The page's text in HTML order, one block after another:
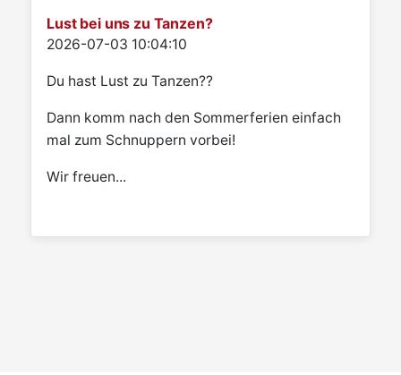
Lust bei uns zu Tanzen?
Details
2026-07-03 10:04:10
Du hast Lust zu Tanzen??
Dann komm nach den Sommerferien einfach
mal zum Schnuppern vorbei!
Wir freuen...